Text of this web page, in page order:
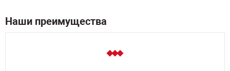
Наши преимущества